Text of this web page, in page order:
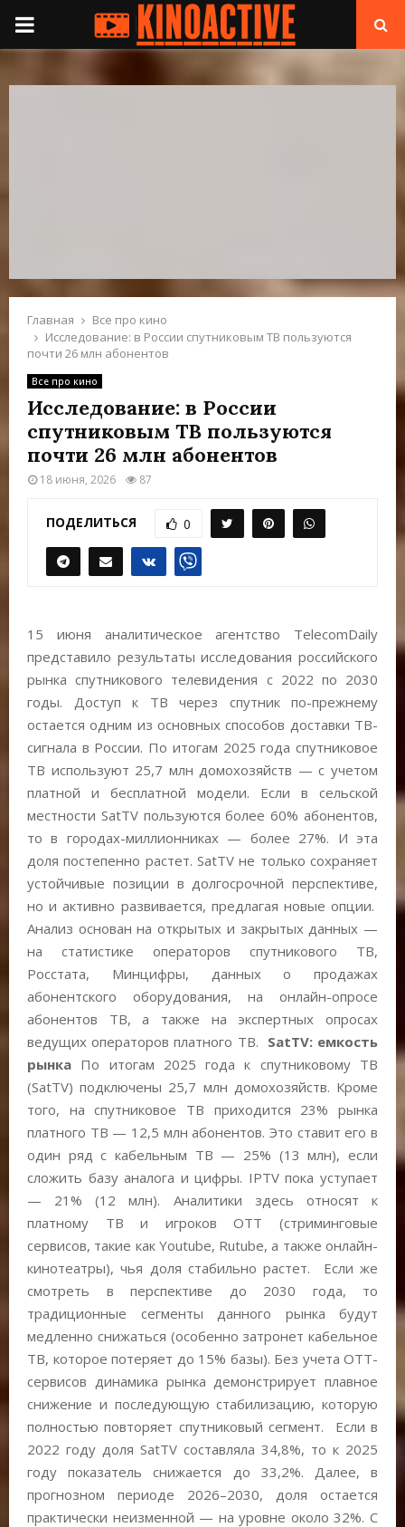
П
Н
О
М
Главная
Все про кино
Исследование: в России спутниковым ТВ пользуются
почти 26 млн абонентов
Все про кино
Исследование: в России
спутниковым ТВ пользуются
почти 26 млн абонентов
18 июня, 2026 87
ПОДЕЛИТЬСЯ 0
15 июня аналитическое агентство TelecomDaily
представило результаты исследования российского
рынка спутникового телевидения с 2022 по 2030
годы. Доступ к ТВ через спутник по-прежнему
остается одним из основных способов доставки ТВ-
сигнала в России. По итогам 2025 года спутниковое
ТВ используют 25,7 млн домохозяйств — с учетом
платной и бесплатной модели. Если в сельской
местности SatTV пользуются более 60% абонентов,
то в городах-миллионниках — более 27%. И эта
доля постепенно растет. SatTV не только сохраняет
устойчивые позиции в долгосрочной перспективе,
но и активно развивается, предлагая новые опции.
Анализ основан на открытых и закрытых данных —
на статистике операторов спутникового ТВ,
Росстата, Минцифры, данных о продажах
абонентского оборудования, на онлайн-опросе
абонентов ТВ, а также на экспертных опросах
ведущих операторов платного ТВ. SatTV: емкость
рынка По итогам 2025 года к спутниковому ТВ
(SatTV) подключены 25,7 млн домохозяйств. Кроме
того, на спутниковое ТВ приходится 23% рынка
платного ТВ — 12,5 млн абонентов. Это ставит его в
один ряд с кабельным ТВ — 25% (13 млн), если
сложить базу аналога и цифры. IPTV пока уступает
— 21% (12 млн). Аналитики здесь относят к
платному ТВ и игроков OTT (стриминговые
сервисов, такие как Youtube, Rutube, а также онлайн-
кинотеатры), чья доля стабильно растет. Если же
смотреть в перспективе до 2030 года, то
традиционные сегменты данного рынка будут
медленно снижаться (особенно затронет кабельное
ТВ, которое потеряет до 15% базы). Без учета OTТ-
сервисов динамика рынка демонстрирует плавное
снижение и последующую стабилизацию, которую
полностью повторяет спутниковый сегмент. Если в
2022 году доля SatTV составляла 34,8%, то к 2025
году показатель снижается до 33,2%. Далее, в
прогнозном периоде 2026–2030, доля остается
практически неизменной — на уровне около 32%. С